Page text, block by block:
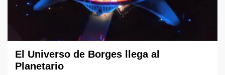
El Universo de Borges llega al
Planetario